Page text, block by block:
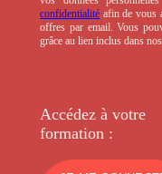
confidentialité afin de vous
offres par email. Vous
grâce au lien inclus dans
Accédez à votre
formation :